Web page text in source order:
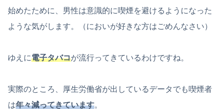
始めたために、男性は意識的に喫煙を避けるようになった
ような気がします。（においが好きな方はごめんなさい）
ゆえに電子タバコが流行ってきているわけですね。
実際のところ、厚生労働省が出しているデータでも喫煙者
は年々減ってきています。